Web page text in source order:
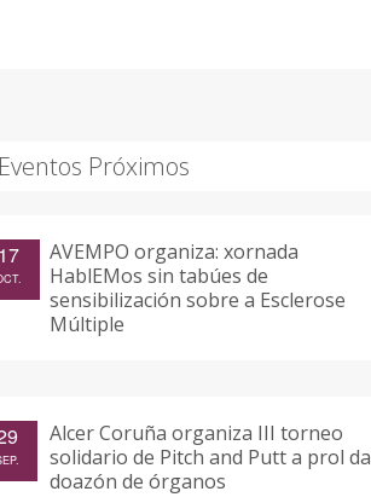
Próximos
AVEMPO organiza: xornada
HablEMos sin tabúes de
sensibilización sobre a Esclerose
Múltiple
Alcer Coruña organiza III torneo
solidario de Pitch and Putt a prol da
doazón de órganos